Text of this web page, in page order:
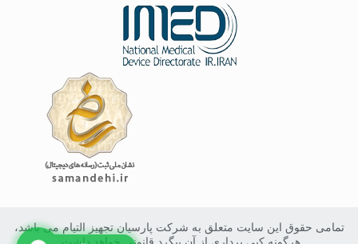
تمامی حقوق این سایت متعلق به شرکت پارسیان تجهیز التیام می باشد،
هرگونه کپی برداری از آن پیگرد قانونی خواهد داشت.